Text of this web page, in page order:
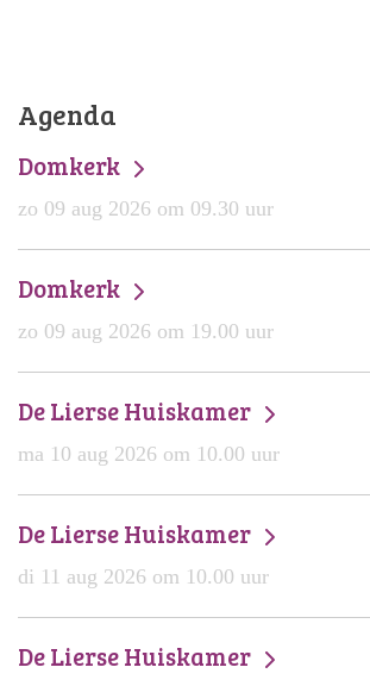
Agenda
Domkerk
zo 09 aug 2026 om 09.30 uur
Domkerk
zo 09 aug 2026 om 19.00 uur
De Lierse Huiskamer
ma 10 aug 2026 om 10.00 uur
De Lierse Huiskamer
di 11 aug 2026 om 10.00 uur
De Lierse Huiskamer